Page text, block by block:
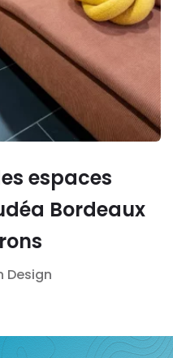
espaces
Bordeaux
Design